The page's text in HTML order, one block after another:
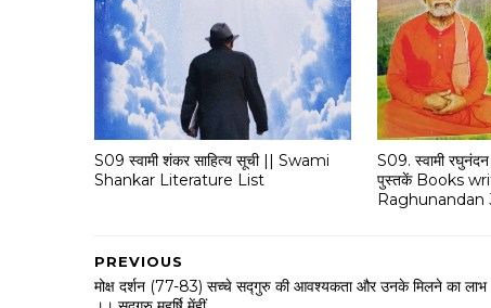
S09 स्वामी शंकर साहित्य सूची || Swami
Shankar Literature List
S09. स्वामी रघुनंदन
पुस्तकें Books
Raghunandan
PREVIOUS
मोक्ष दर्शन (77-83) सच्चे सद्गुरु की आवश्यकता और उनके मिलने का लाभ